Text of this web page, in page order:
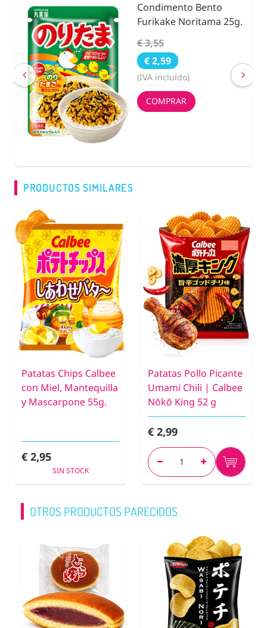
Condimento Bento
Furikake Noritama 25g.
€ 3,55
€ 2,59
(IVA incluído)
COMPRAR
PRODUCTOS SIMILARES
Patatas Chips Calbee
con Miel, Mantequilla
y Mascarpone 55g.
€ 2,95
SIN STOCK
Patatas Pollo Picante
Umami Chili | Calbee
Nōkō King 52 g
€ 2,99
OTROS PRODUCTOS PARECIDOS